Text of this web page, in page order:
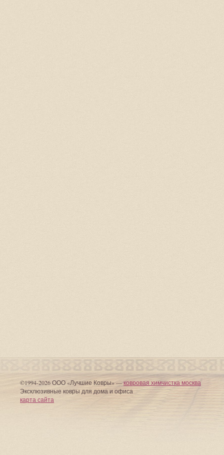
©1994-2026 ООО «Лучшие Ковры» —ковровая химчистка москва
Эксклюзивные ковры для дома и офиса
карта сайта